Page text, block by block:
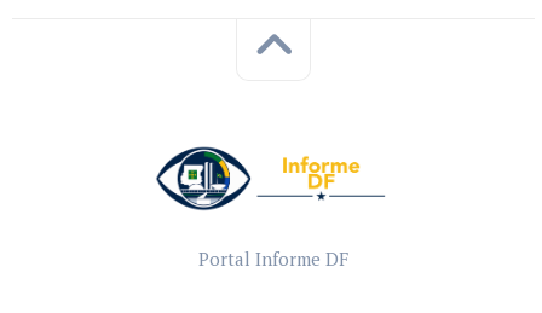
Portal Informe DF